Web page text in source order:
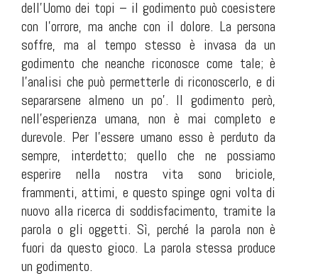
dell’Uomo dei topi – il godimento può coesistere
con l’orrore, ma anche con il dolore. La persona
soffre, ma al tempo stesso è invasa da un
godimento che neanche riconosce come tale; è
l’analisi che può permetterle di riconoscerlo, e di
separarsene almeno un po’. Il godimento però,
nell’esperienza umana, non è mai completo e
durevole. Per l’essere umano esso è perduto da
sempre, interdetto; quello che ne possiamo
esperire nella nostra vita sono briciole,
frammenti, attimi, e questo spinge ogni volta di
nuovo alla ricerca di soddisfacimento, tramite la
parola o gli oggetti. Sì, perché la parola non è
fuori da questo gioco. La parola stessa produce
un godimento.